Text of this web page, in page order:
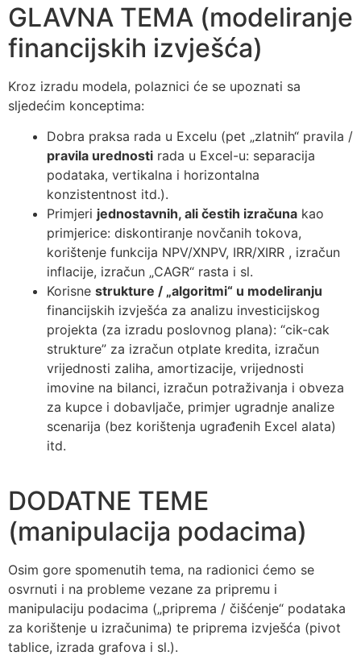
GLAVNA TEMA (modeliranje
financijskih izvješća)
Kroz izradu modela, polaznici će se upoznati sa
sljedećim konceptima:
Dobra praksa rada u Excelu (pet „zlatnih“ pravila /
pravila urednosti rada u Excel-u: separacija
podataka, vertikalna i horizontalna
konzistentnost itd.).
Primjeri jednostavnih, ali čestih izračuna kao
primjerice: diskontiranje novčanih tokova,
korištenje funkcija NPV/XNPV, IRR/XIRR , izračun
inflacije, izračun „CAGR“ rasta i sl.
Korisne strukture / „algoritmi“ u modeliranju
financijskih izvješća za analizu investicijskog
projekta (za izradu poslovnog plana): “cik-cak
strukture” za izračun otplate kredita, izračun
vrijednosti zaliha, amortizacije, vrijednosti
imovine na bilanci, izračun potraživanja i obveza
za kupce i dobavljače, primjer ugradnje analize
scenarija (bez korištenja ugrađenih Excel alata)
itd.
DODATNE TEME
(manipulacija podacima)
Osim gore spomenutih tema, na radionici ćemo se
osvrnuti i na probleme vezane za pripremu i
manipulaciju podacima („priprema / čišćenje“ podataka
za korištenje u izračunima) te priprema izvješća (pivot
tablice, izrada grafova i sl.).